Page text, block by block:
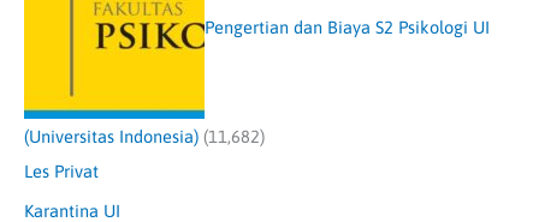
Pengertian dan Biaya S2 Psikologi UI
(Universitas Indonesia) (11,682)
Les Privat
Karantina UI